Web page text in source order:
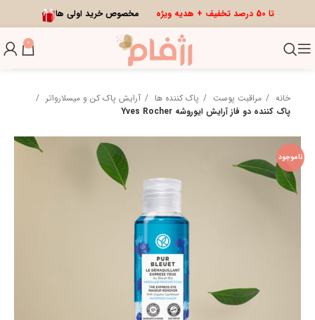
تا 50 درصد تخفیف + هدیه ویژه مخصوص خرید اولی ها
0
خانه مراقبت پوست پاک کننده ها
آرایش پاک کن و میسلارواتر
پاک کننده دو فاز آرایش ایوروشه Yves Rocher
ناموجود